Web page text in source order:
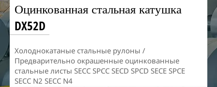
Оцинкованная стальная катушка
DX52D
Холоднокатаные стальные рулоны /
Предварительно окрашенные оцинкованные
стальные листы SECC SPCC SECD SPCD SECE SPCE
SECC N2 SECC N4